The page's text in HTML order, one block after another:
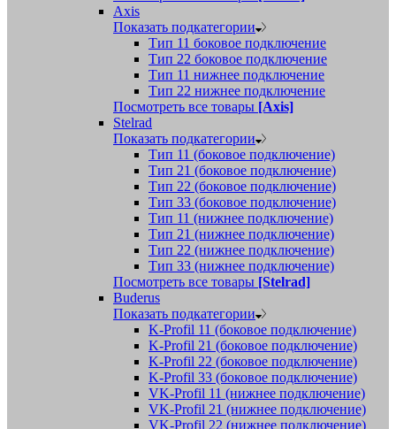
Axis
Показать подкатегории
Тип 11 боковое подключение
Тип 22 боковое подключение
Тип 11 нижнее подключение
Тип 22 нижнее подключение
Посмотреть все товары [Axis]
Stelrad
Показать подкатегории
Tип 11 (боковое подключение)
Тип 21 (боковое подключение)
Тип 22 (боковое подключение)
Тип 33 (боковое подключение)
Тип 11 (нижнее подключение)
Тип 21 (нижнее подключение)
Тип 22 (нижнее подключение)
Тип 33 (нижнее подключение)
Посмотреть все товары [Stelrad]
Buderus
Показать подкатегории
K-Profil 11 (боковое подключение)
K-Profil 21 (боковое подключение)
K-Profil 22 (боковое подключение)
K-Profil 33 (боковое подключение)
VK-Profil 11 (нижнее подключение)
VK-Profil 21 (нижнее подключение)
VK-Profil 22 (нижнее подключение)